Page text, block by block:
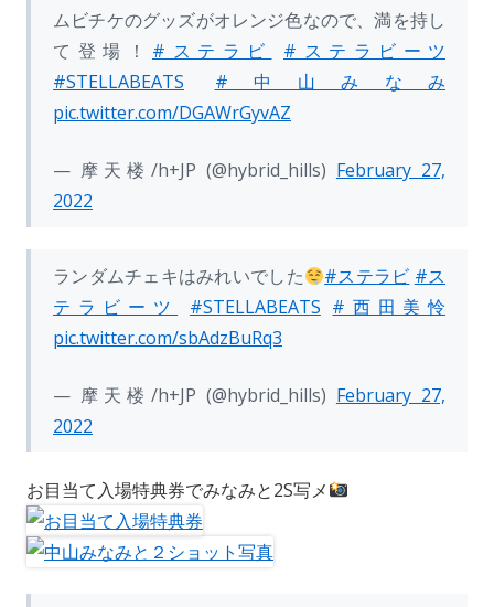
ムビチケのグッズがオレンジ色なので、満を持し
て登場！ #ステラビ
#ステラビーツ
#STELLABEATS
#中山みなみ
pic.twitter.com/DGAWrGyvAZ
— 摩天楼/h+JP (@hybrid_hills) February 27,
2022
ランダムチェキはみれいでした #ステラビ #ス
テラビーツ
#STELLABEATS #西田美怜
pic.twitter.com/sbAdzBuRq3
— 摩天楼/h+JP (@hybrid_hills) February 27,
2022
お目当て入場特典券でみなみと2S写メ